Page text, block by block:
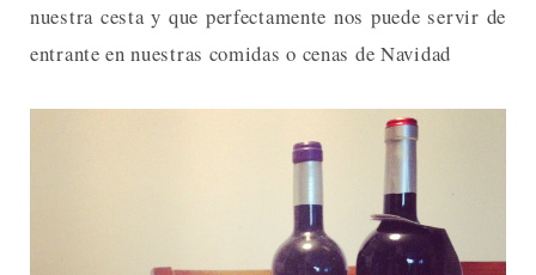
nuestra cesta y que perfectamente nos puede servir de
entrante en nuestras comidas o cenas de Navidad